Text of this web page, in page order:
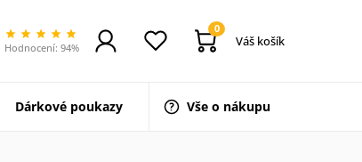
Hodnocení: 94%
0
Váš košík
Dárkové poukazy Vše o nákupu